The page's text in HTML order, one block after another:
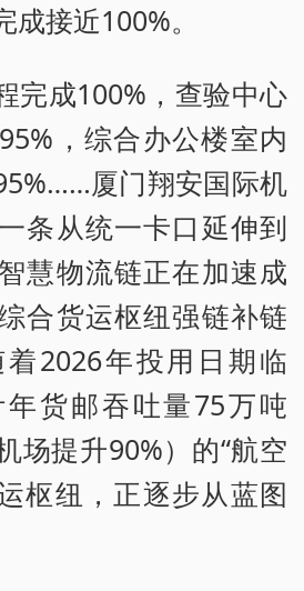
接近100%。
完成100%，查验中心
，综合办公楼室内
厦门翔安国际机
条从统一卡口延伸到
慧物流链正在加速成
合货运枢纽强链补链
2026年投用日期临
货邮吞吐量75万吨
场提升90%）的“航空
枢纽，正逐步从蓝图